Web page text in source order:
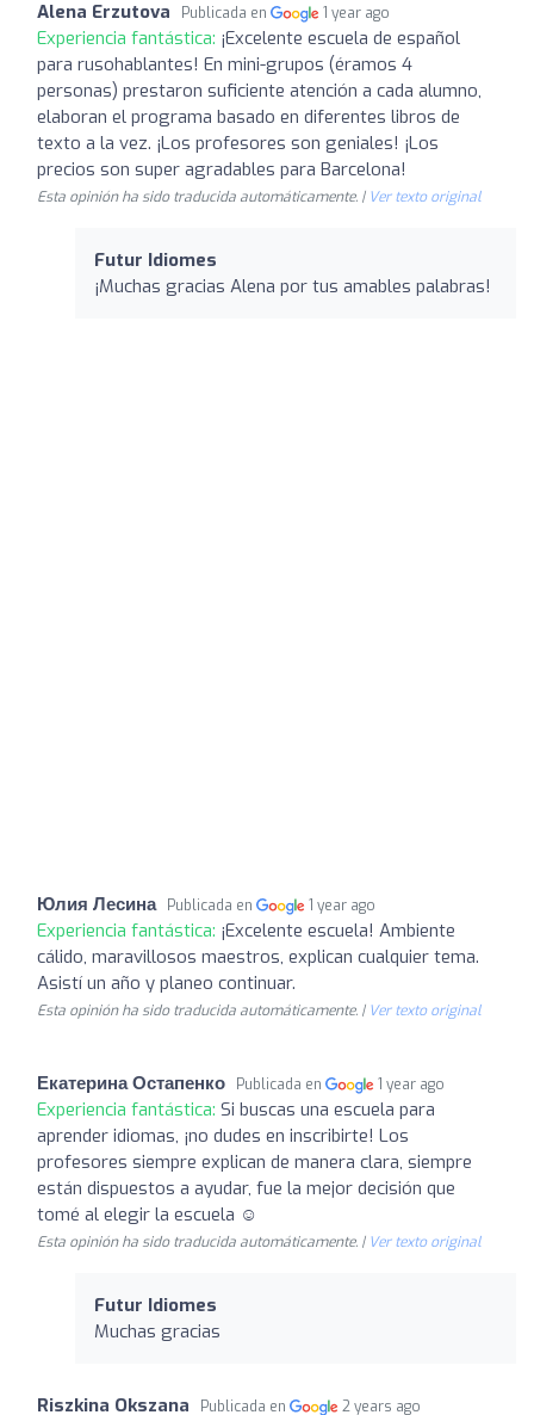
Alena Erzutova Publicada en 1 year ago
Experiencia fantástica: ¡Excelente escuela de español
para rusohablantes! En mini-grupos (éramos 4
personas) prestaron suficiente atención a cada alumno,
elaboran el programa basado en diferentes libros de
texto a la vez. ¡Los profesores son geniales! ¡Los
precios son super agradables para Barcelona!
Esta opinión ha sido traducida automáticamente. | Ver texto original
Futur Idiomes
¡Muchas gracias Alena por tus amables palabras!
Юлия Лесина Publicada en 1 year ago
Experiencia fantástica: ¡Excelente escuela! Ambiente
cálido, maravillosos maestros, explican cualquier tema.
Asistí un año y planeo continuar.
Esta opinión ha sido traducida automáticamente. | Ver texto original
Екатерина Остапенко Publicada en 1 year ago
Experiencia fantástica: Si buscas una escuela para
aprender idiomas, ¡no dudes en inscribirte! Los
profesores siempre explican de manera clara, siempre
están dispuestos a ayudar, fue la mejor decisión que
tomé al elegir la escuela ☺️
Esta opinión ha sido traducida automáticamente. | Ver texto original
Futur Idiomes
Muchas gracias
Riszkina Okszana Publicada en 2 years ago